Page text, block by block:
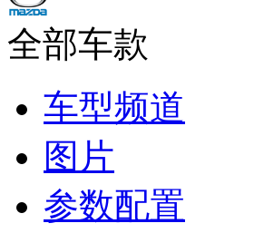
全部车款
车型频道
图片
参数配置